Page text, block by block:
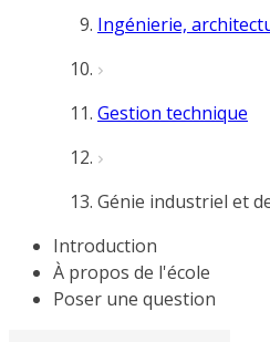
Ingénierie,
Gestion technique
Génie industriel et
Introduction
À propos de l'école
Poser une question